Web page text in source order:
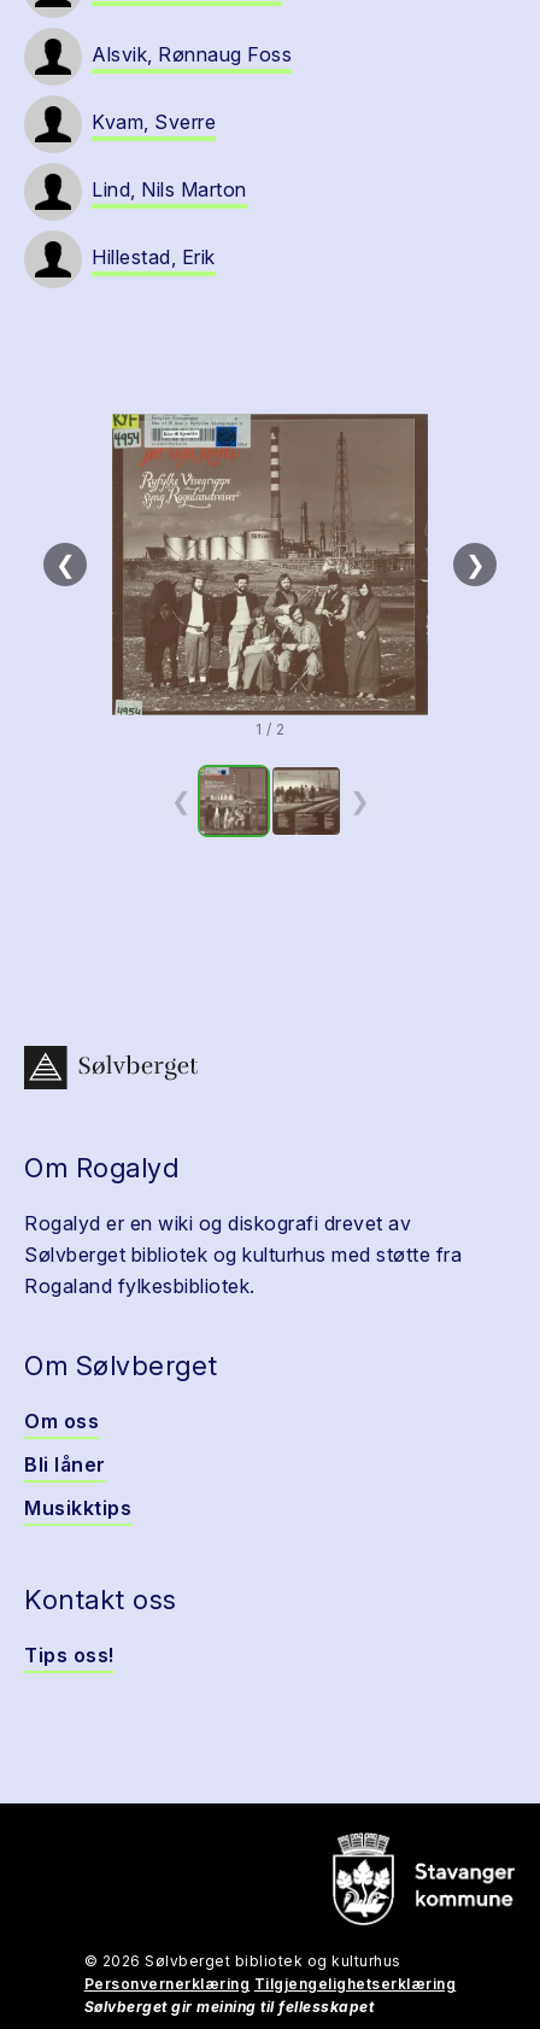
Alsvik, Rønnaug Foss
Kvam, Sverre
Lind, Nils Marton
Hillestad, Erik
❮ ❯
1 / 2
❮ ❯
Om Rogalyd
Rogalyd er en wiki og diskografi drevet av
Sølvberget bibliotek og kulturhus med støtte fra
Rogaland fylkesbibliotek.
Om Sølvberget
Om oss
Bli låner
Musikktips
Kontakt oss
Tips oss!
© 2026 Sølvberget bibliotek og kulturhus
Personvernerklæring Tilgjengelighetserklæring
Sølvberget gir meining til fellesskapet